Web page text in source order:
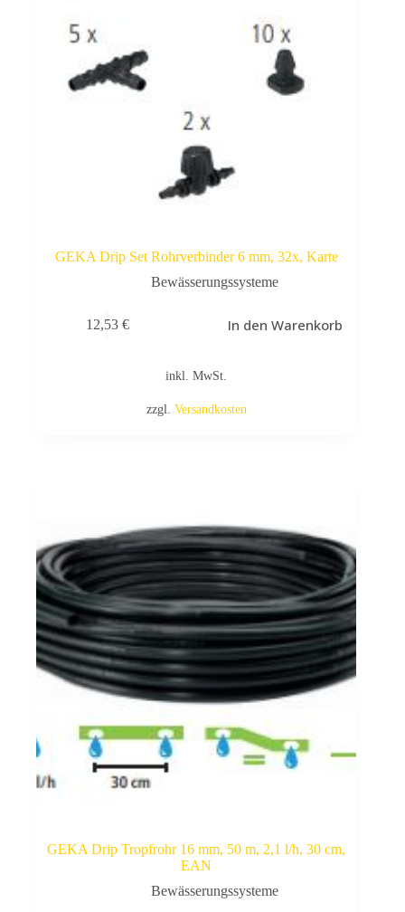
GEKA Drip Set Rohrverbinder 6 mm, 32x, Karte
Bewässerungssysteme
12,53 € In den Warenkorb
inkl. MwSt.
zzgl. Versandkosten
GEKA Drip Tropfrohr 16 mm, 50 m, 2,1 l/h, 30 cm,
EAN
Bewässerungssysteme